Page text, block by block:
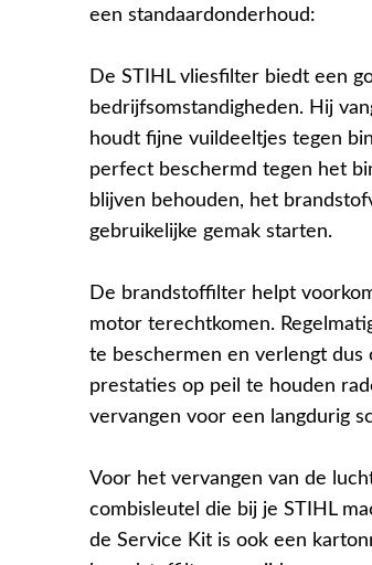
een standaardonderhoud:
De STIHL vliesfilter biedt een
bedrijfsomstandigheden. Hij
houdt fijne vuildeeltjes tegen
perfect beschermd tegen het
blijven behouden, het
gebruikelijke gemak starten.
De brandstoffilter helpt
motor terechtkomen.
te beschermen en verlengt dus
prestaties op peil te houden
vervangen voor een langdurig
Voor het vervangen van de
combisleutel die bij je STIHL
de Service Kit is ook een